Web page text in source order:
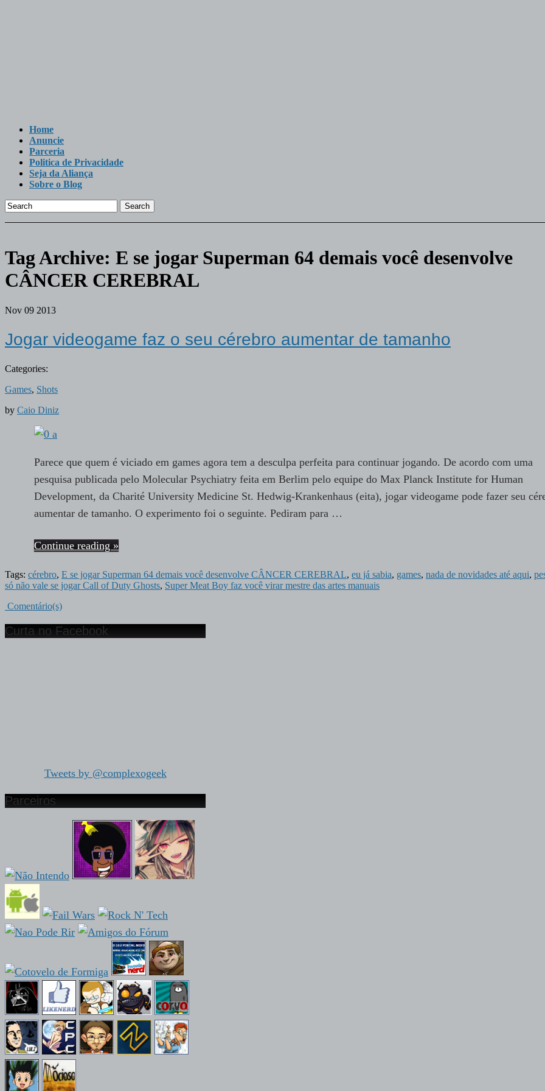
Home
Anuncie
Parceria
Politica de Privacidade
Seja da Aliança
Sobre o Blog
Search
Tag Archive: E se jogar Superman 64 demais você desenvolve
CÂNCER CEREBRAL
Nov 09 2013
Jogar videogame faz o seu cérebro aumentar de tamanho
Categories:
Games, Shots
by Caio Diniz
Parece que quem é viciado em games agora tem a desculpa perfeita para continuar jogando. De acordo com uma
pesquisa publicada pelo Molecular Psychiatry feita em Berlim pelo equipe do Max Planck Institute for Human
Development, da Charité University Medicine St. Hedwig-Krankenhaus (eita), jogar videogame pode fazer seu
aumentar de tamanho. O experimento foi o seguinte. Pediram para …
Continue reading »
Tags: cérebro, E se jogar Superman 64 demais você desenvolve CÂNCER CEREBRAL, eu já sabia, games, nada de novidades até aqui,
só não vale se jogar Call of Duty Ghosts, Super Meat Boy faz você virar mestre das artes manuais
Comentário(s)
Curta no Facebook
Tweets by @complexogeek
Parceiros